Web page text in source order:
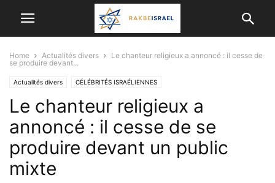
Home Actualités divers
Le chanteur religieux a annoncé : il cesse de
se produire devant...
Actualités divers CÉLÉBRITÉS ISRAÉLIENNES
Le chanteur religieux a
annoncé : il cesse de se
produire devant un public
mixte